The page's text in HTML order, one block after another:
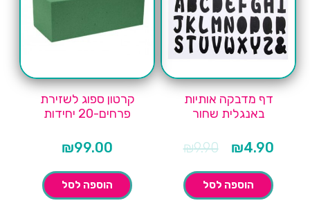
דף מדבקה אותיות
באנגלית שחור
₪9.90
המחיר
המקורי
₪4.90המחיר
הוספה לסל
קרטון ספוג לשזירת
פרחים-20 יחידות
₪99.00
הוספה לסל